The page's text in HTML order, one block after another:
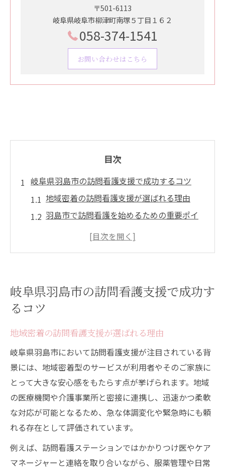
〒501-6113
岐阜県岐阜市柳津町南塚５丁目１６２
058-374-1541
お問い合わせはこちら
目次
岐阜県羽島市の訪問看護支援で成功するコツ
地域密着の訪問看護支援が選ばれる理由
羽島市で訪問看護を始めるための重要ポイ
略
対策
訪問看護導入時の支援体制づくりの基本
訪問看護支援に不可欠な地域との連携方法
羽島市の訪問看護導入で必要な準備と流れ
訪問看護支援を充実させる人材育成の工夫
訪問看護導入で見落とせない利用者の声
羽島市で選ばれる訪問看護の特徴を解説
羽島市で注目される訪問看護のサービス内
岐阜県羽島市の訪問看護支援で成功す
るコツ
地域密着の訪問看護支援が選ばれる理由
岐阜県羽島市において訪問看護支援が注目されている背
景には、地域密着型のサービスが利用者やそのご家族に
とって大きな安心感をもたらす点が挙げられます。地域
の医療機関や介護事業所と密接に連携し、迅速かつ柔軟
な対応が可能となるため、急な体調変化や緊急時にも頼
れる存在として評価されています。
例えば、訪問看護ステーションではかかりつけ医やケア
マネージャーと連絡を取り合いながら、服薬管理や日常